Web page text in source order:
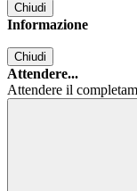
Chiudi
Informazione
Chiudi
Attendere...
Attendere il